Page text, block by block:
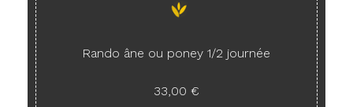
Rando âne ou poney 1/2 journée
33,00 €